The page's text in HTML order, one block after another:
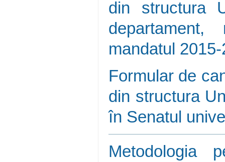
din structura
mandatul
Formular de
din structura
în Senatul
Metodologia